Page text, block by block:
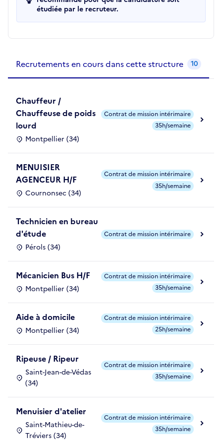
étudiée par le recruteur.
Recrutements en cours dans cette structure 10
Chauffeur /
Chauffeuse de poids
lourd
Montpellier (34)
Contrat de mission intérimaire
35h/semaine
MENUISIER
AGENCEUR H/F
Cournonsec (34)
Contrat de mission intérimaire
35h/semaine
Technicien en bureau
d'étude
Pérols (34)
Contrat de mission intérimaire
Mécanicien Bus H/F
Montpellier (34)
Contrat de mission intérimaire
35h/semaine
Aide à domicile
Montpellier (34)
Contrat de mission intérimaire
25h/semaine
Ripeuse / Ripeur
Saint-Jean-de-Védas
(34)
Contrat de mission intérimaire
35h/semaine
Menuisier d'atelier
Saint-Mathieu-de-
Tréviers (34)
Contrat de mission intérimaire
35h/semaine